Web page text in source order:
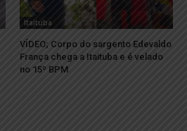
Itaituba
VÍDEO; Corpo do sargento Edevaldo
França chega a Itaituba e é velado
no 15º BPM